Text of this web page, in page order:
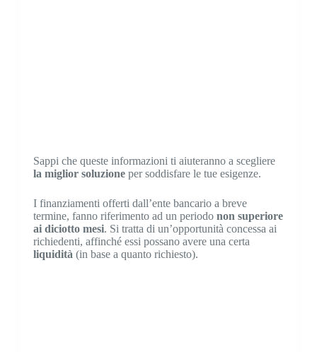
Sappi che queste informazioni ti aiuteranno a scegliere
la miglior soluzioneper soddisfare le tue esigenze.
I finanziamenti offerti dall’ente bancario a breve
termine, fanno riferimento ad un periodo non superiore
ai diciotto mesi. Si tratta di un’opportunità concessa ai
richiedenti, affinché essi possano avere una certa
liquidità (in base a quanto richiesto).